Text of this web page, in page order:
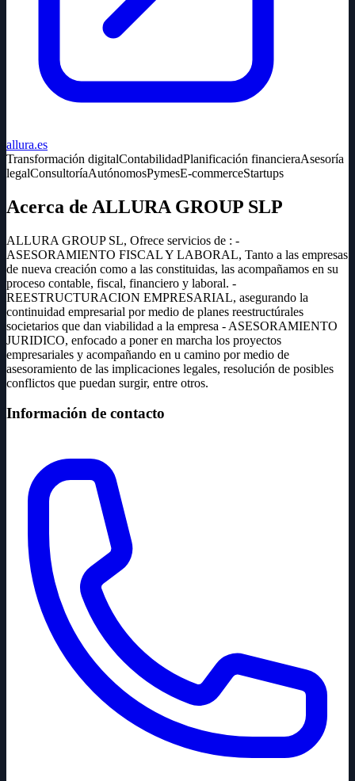
allura.es
Transformación digitalContabilidadPlanificación financieraAsesoría
legalConsultoríaAutónomosPymesE-commerceStartups
Acerca de ALLURA GROUP SLP
ALLURA GROUP SL, Ofrece servicios de : -
ASESORAMIENTO FISCAL Y LABORAL, Tanto a las empresas
de nueva creación como a las constituidas, las acompañamos en su
proceso contable, fiscal, financiero y laboral. -
REESTRUCTURACION EMPRESARIAL, asegurando la
continuidad empresarial por medio de planes reestructúrales
societarios que dan viabilidad a la empresa - ASESORAMIENTO
JURIDICO, enfocado a poner en marcha los proyectos
empresariales y acompañando en u camino por medio de
asesoramiento de las implicaciones legales, resolución de posibles
conflictos que puedan surgir, entre otros.
Información de contacto